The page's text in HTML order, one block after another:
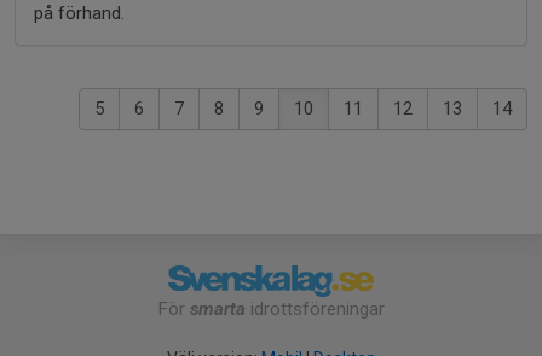
på förhand.
5 6 7 8 9 10 11 12 13 14
För smarta idrottsföreningar